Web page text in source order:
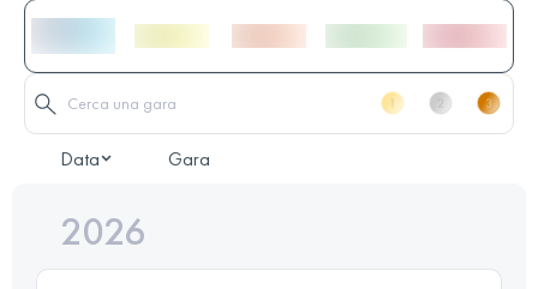
Data Gara
2026